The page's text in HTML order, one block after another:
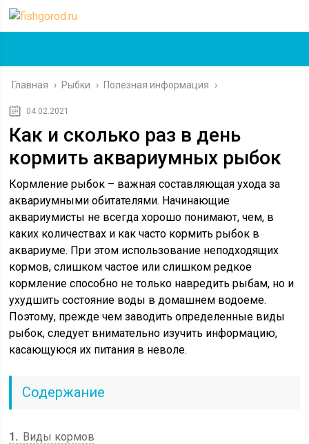
Главная › Рыбки › Полезная информация ›
04.02.2021
Как и сколько раз в день
кормить аквариумных рыбок
Кормление рыбок – важная составляющая ухода за
аквариумными обитателями. Начинающие
аквариумисты не всегда хорошо понимают, чем, в
каких количествах и как часто кормить рыбок в
аквариуме. При этом использование неподходящих
кормов, слишком частое или слишком редкое
кормление способно не только навредить рыбам, но и
ухудшить состояние воды в домашнем водоеме.
Поэтому, прежде чем заводить определенные виды
рыбок, следует внимательно изучить информацию,
касающуюся их питания в неволе.
Содержание
1
Виды кормов